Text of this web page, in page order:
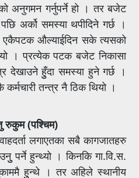
अनुगमन गर्नुपर्ने हो । तर बजेट
अर्को समस्या थपीदिने गर्छ ।
एकैपटक औल्याईदिन सके त्यसको
। प्रत्येक पटक बजेट निकासा
देखाउने हुुँदा समस्या हुने गर्छ ।
तन्त्र नै ठिक थियो ।
रुकुम (पश्चिम)
लगाएतका सबै कागजातहरु
पर्ने हुन्थ्यो । किनकि गा.वि.स.
हुुन्थे । तर अहिले स्थानीय